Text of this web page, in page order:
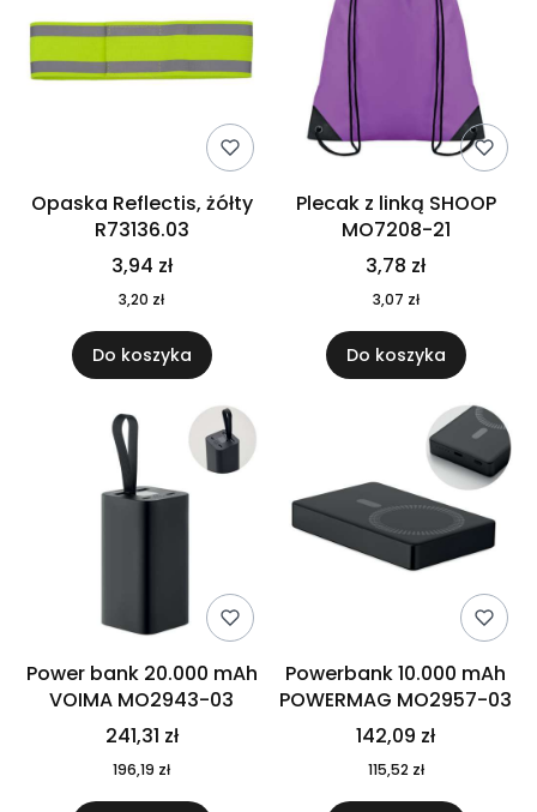
Opaska Reflectis, żółty
R73136.03
3,94 zł
3,20 zł
Do koszyka
Plecak z linką SHOOP
MO7208-21
3,78 zł
3,07 zł
Do koszyka
Power bank 20.000 mAh
VOIMA MO2943-03
241,31 zł
196,19 zł
Powerbank 10.000 mAh
POWERMAG MO2957-03
142,09 zł
115,52 zł